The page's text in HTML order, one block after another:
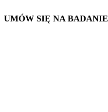
UMÓW SIĘ NA BADANIE